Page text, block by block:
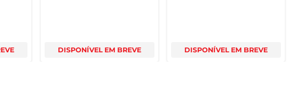
DISPONÍVEL EM BREVE DISPONÍVEL EM BREVE